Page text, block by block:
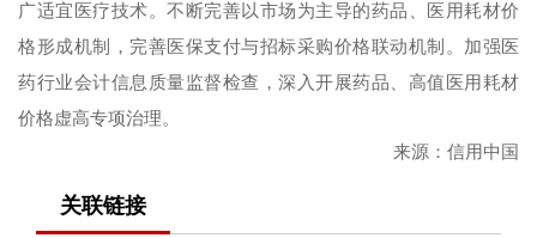
广适宜医疗技术。不断完善以市场为主导的药品、医用耗材价
格形成机制，完善医保支付与招标采购价格联动机制。加强医
药行业会计信息质量监督检查，深入开展药品、高值医用耗材
价格虚高专项治理。
来源：信用中国
关联链接